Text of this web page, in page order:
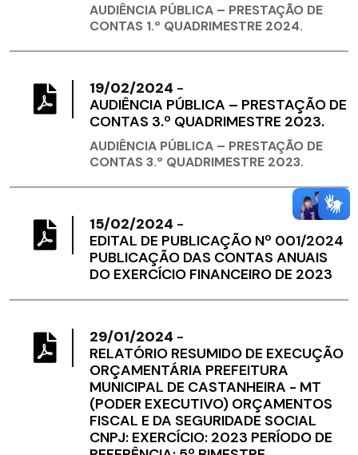
AUDIÊNCIA PÚBLICA – PRESTAÇÃO DE
CONTAS 1.º QUADRIMESTRE 2024.
19/02/2024 -
AUDIÊNCIA PÚBLICA – PRESTAÇÃO DE
CONTAS 3.º QUADRIMESTRE 2023.
AUDIÊNCIA PÚBLICA – PRESTAÇÃO DE
CONTAS 3.º QUADRIMESTRE 2023.
15/02/2024 -
EDITAL DE PUBLICAÇÃO Nº 001/2024
PUBLICAÇÃO DAS CONTAS ANUAIS
DO EXERCÍCIO FINANCEIRO DE 2023
29/01/2024 -
RELATÓRIO RESUMIDO DE EXECUÇÃO
ORÇAMENTÁRIA PREFEITURA
MUNICIPAL DE CASTANHEIRA - MT
(PODER EXECUTIVO) ORÇAMENTOS
FISCAL E DA SEGURIDADE SOCIAL
CNPJ: EXERCÍCIO: 2023 PERÍODO DE